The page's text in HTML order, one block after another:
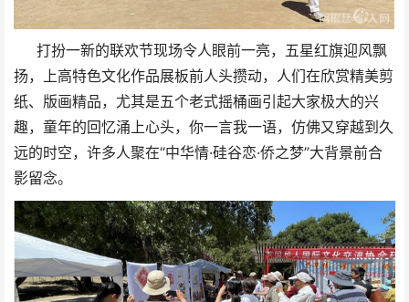
打扮一新的联欢节现场令人眼前一亮，五星红旗迎风飘
扬，上高特色文化作品展板前人头攒动，人们在欣赏精美剪
纸、版画精品，尤其是五个老式摇桶画引起大家极大的兴
趣，童年的回忆涌上心头，你一言我一语，仿佛又穿越到久
远的时空，许多人聚在“中华情·硅谷恋·侨之梦”大背景前合
影留念。